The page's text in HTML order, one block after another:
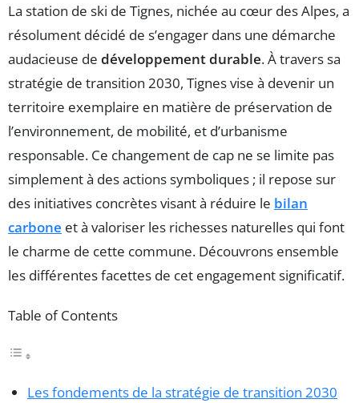
La station de ski de Tignes, nichée au cœur des Alpes, a
résolument décidé de s’engager dans une démarche
audacieuse de développement durable. À travers sa
stratégie de transition 2030, Tignes vise à devenir un
territoire exemplaire en matière de préservation de
l’environnement, de mobilité, et d’urbanisme
responsable. Ce changement de cap ne se limite pas
simplement à des actions symboliques ; il repose sur
des initiatives concrètes visant à réduire le bilan
carbone et à valoriser les richesses naturelles qui font
le charme de cette commune. Découvrons ensemble
les différentes facettes de cet engagement significatif.
Table of Contents
Les fondements de la stratégie de transition 2030